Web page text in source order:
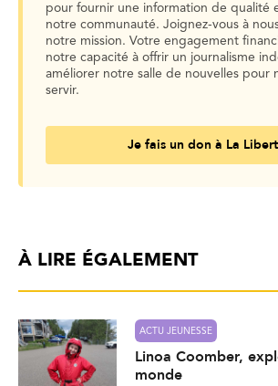
pour fournir une information de qualité
notre communauté. Joignez-vous à
notre mission. Votre engagement
notre capacité à offrir un journalisme
améliorer notre salle de nouvelles pour
servir.
Je fais un don à La
À LIRE ÉGALEMENT
ACTU JEUNESSE
Linoa Coomber,
monde